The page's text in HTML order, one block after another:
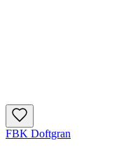
FBK Doftgran